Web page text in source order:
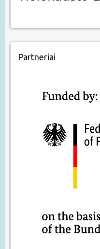
Partneriai